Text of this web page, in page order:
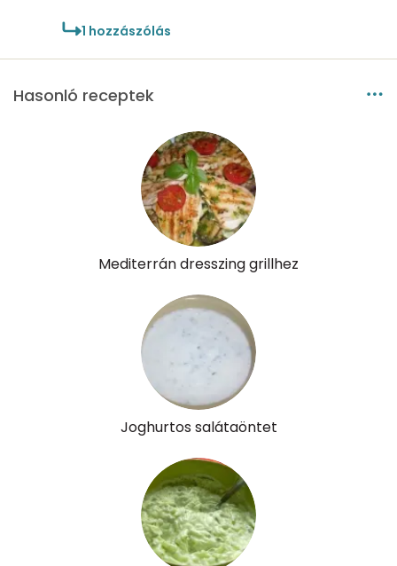
1 hozzászólás
Hasonló receptek
Mediterrán dresszing grillhez
Joghurtos salátaöntet